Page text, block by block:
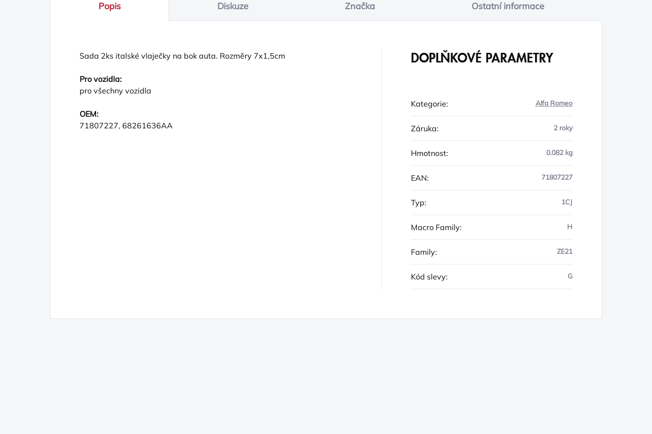
Popis Diskuze Značka Ostatní informace
Sada 2ks italské vlaječky na bok auta. Rozměry 7x1,5cm
Pro vozidla:
pro všechny vozidla
OEM:
71807227, 68261636AA
DOPLŇKOVÉ PARAMETRY
Kategorie: Alfa Romeo
Záruka: 2 roky
Hmotnost: 0.082 kg
EAN: 71807227
Typ: 1CJ
Macro Family: H
Family: ZE21
Kód slevy: G